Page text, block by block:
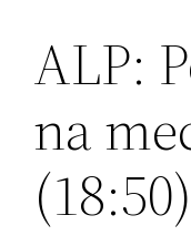
ALP:
na
(18:50)